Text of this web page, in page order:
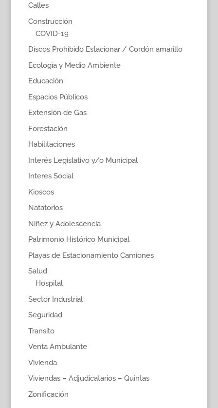
Calles
Construcción
COVID-19
Discos Prohibido Estacionar / Cordón amarillo
Ecología y Medio Ambiente
Educación
Espacios Públicos
Extensión de Gas
Forestación
Habilitaciones
Interés Legislativo y/o Municipal
Interes Social
Kioscos
Natatorios
Niñez y Adolescencia
Patrimonio Histórico Municipal
Playas de Estacionamiento Camiones
Salud
Hospital
Sector Industrial
Seguridad
Transito
Venta Ambulante
Vivienda
Viviendas – Adjudicatarios – Quintas
Zonificación